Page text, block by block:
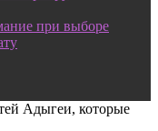
при выборе
Адыгеи, которые